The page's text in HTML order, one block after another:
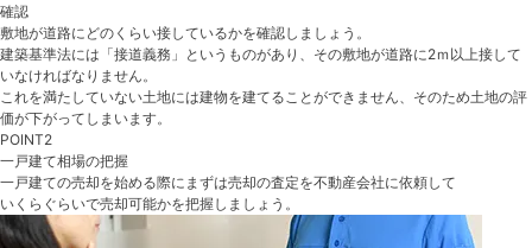
確認
敷地が道路にどのくらい接しているかを確認しましょう。
建築基準法には「接道義務」というものがあり、その敷地が道路に2ｍ以上接して
いなければなりません。
これを満たしていない土地には建物を建てることができません、そのため土地の評
価が下がってしまいます。
POINT2
一戸建て相場の把握
一戸建ての売却を始める際にまずは売却の査定を不動産会社に依頼して
いくらぐらいで売却可能かを把握しましょう。